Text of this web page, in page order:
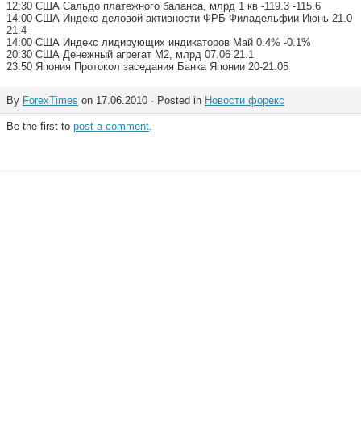
12:30 США Сальдо платежного баланса, млрд 1 кв -119.3 -115.6
14:00 США Индекс деловой активности ФРБ Филадельфии Июнь 21.0
21.4
14:00 США Индекс лидирующих индикаторов Май 0.4% -0.1%
20:30 США Денежный агрегат М2, млрд 07.06 21.1
23:50 Япония Протокол заседания Банка Японии 20-21.05
By ForexTimes on 17.06.2010 · Posted in Новости форекс
Be the first to post a comment.